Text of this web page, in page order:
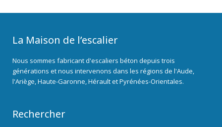
La Maison de l’escalier
Nous sommes fabricant d'escaliers béton depuis trois
générations et nous intervenons dans les régions de l'Aude,
l'Ariège, Haute-Garonne, Hérault et Pyrénées-Orientales.
Rechercher